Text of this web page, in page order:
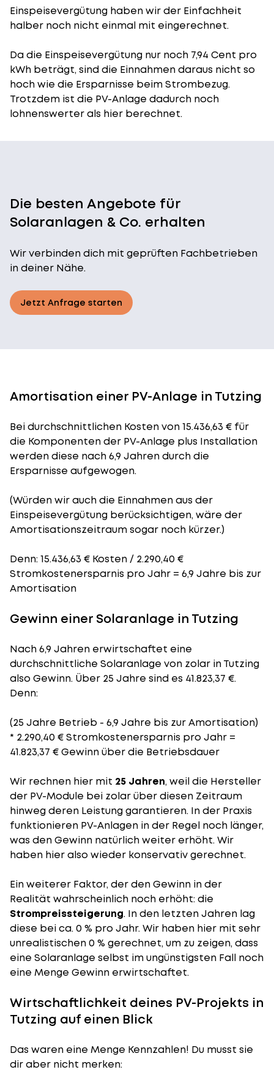
Einspeisevergütung haben wir der Einfachheit
halber noch nicht einmal mit eingerechnet.
Da die Einspeisevergütung nur noch 7,94 Cent pro
kWh beträgt, sind die Einnahmen daraus nicht so
hoch wie die Ersparnisse beim Strombezug.
Trotzdem ist die PV-Anlage dadurch noch
lohnenswerter als hier berechnet.
Die besten Angebote für
Solaranlagen & Co. erhalten
Wir verbinden dich mit geprüften Fachbetrieben
in deiner Nähe.
Jetzt Anfrage starten
Amortisation einer PV-Anlage in Tutzing
Bei durchschnittlichen Kostenvon 15.436,63 € für
die Komponenten der PV-Anlage plus Installation
werden diese nach 6,9 Jahren durch die
Ersparnisse aufgewogen.
(Würden wir auch die Einnahmen aus der
Einspeisevergütung berücksichtigen, wäre der
Amortisationszeitraumsogar noch kürzer.)
Denn: 15.436,63 € Kosten / 2.290,40 €
Stromkostenersparnis pro Jahr = 6,9 Jahre bis zur
Amortisation
Gewinn einer Solaranlage in Tutzing
Nach 6,9 Jahren erwirtschaftet eine
durchschnittliche Solaranlage von zolar in Tutzing
also Gewinn. Über 25 Jahre sind es 41.823,37 €.
Denn:
(25 Jahre Betrieb - 6,9 Jahre bis zur Amortisation)
* 2.290,40 € Stromkostenersparnis pro Jahr =
41.823,37 € Gewinn über die Betriebsdauer
Wir rechnen hier mit 25 Jahren, weil die Hersteller
der PV-Module bei zolar über diesen Zeitraum
hinweg deren Leistung garantieren. In der Praxis
funktionieren PV-Anlagen in der Regel noch länger,
was den Gewinn natürlich weiter erhöht. Wir
haben hier also wieder konservativ gerechnet.
Ein weiterer Faktor, der den Gewinn in der
Realität wahrscheinlich noch erhöht: die
Strompreissteigerung. In den letzten Jahren lag
diese bei ca. 0 % pro Jahr. Wir haben hier mit sehr
unrealistischen 0 % gerechnet, um zu zeigen, dass
eine Solaranlage selbst im ungünstigsten Fall noch
eine Menge Gewinn erwirtschaftet.
Wirtschaftlichkeit deines PV-Projekts in
Tutzing auf einen Blick
Das waren eine Menge Kennzahlen! Du musst sie
dir aber nicht merken: